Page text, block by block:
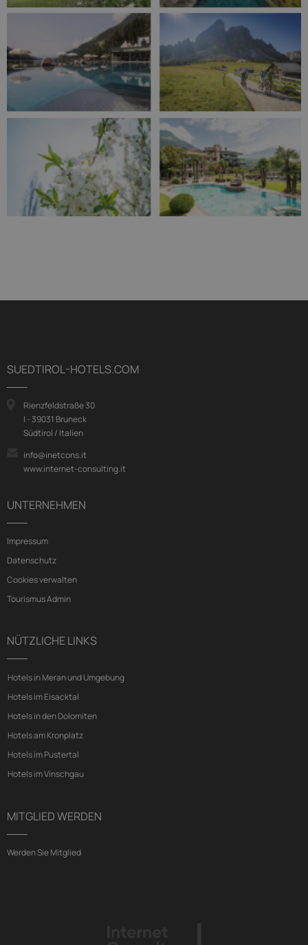
SUEDTIROL-HOTELS.COM
Rienzfeldstraße 30
I - 39031 Bruneck
Südtirol / Italien
info@inetcons.it
www.internet-consulting.it
UNTERNEHMEN
Impressum
Datenschutz
Cookies verwalten
Tourismus Admin
NÜTZLICHE LINKS
Hotels in Meran und Umgebung
Hotels im Eisacktal
Hotels in den Dolomiten
Hotels am Kronplatz
Hotels im Pustertal
Hotels im Vinschgau
MITGLIED WERDEN
Werden Sie Mitglied